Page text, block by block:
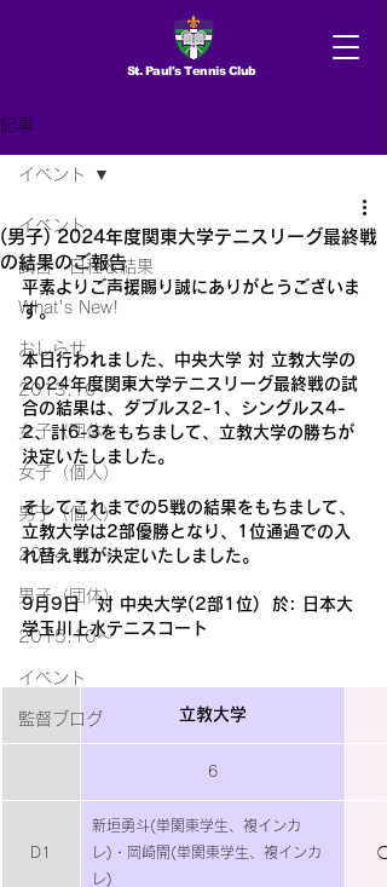
St. Paul's Tennis Club
記事
イベント
試合 日程＆結果
What's New!
おしらせ
2013.10〜
女子（団体）
女子（個人）
男子（個人）
2014.10〜
男子（団体）
2015.10～
イベント
監督ブログ
イベント
(男子) 2024年度関東大学テニスリーグ最終戦
の結果のご報告
平素よりご声援賜り誠にありがとうございま
す。
本日行われました、中央大学 対 立教大学の
2024年度関東大学テニスリーグ最終戦の試
合の結果は、ダブルス2-1、シングルス4-
2、計6-3をもちまして、立教大学の勝ちが
決定いたしました。
そしてこれまでの5戦の結果をもちまして、
立教大学は2部優勝となり、1位通過での入
れ替え戦が決定いたしました。
9月9日　対 中央大学(2部1位)  於: 日本大
学玉川上水テニスコート
立教大学
6
D1
新垣勇斗(単関東学生、複インカ
レ)・岡崎開(単関東学生、複インカ
レ)
◯